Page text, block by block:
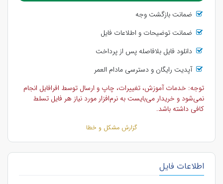
ضمانت بازگشت وجه
ضمانت توضیحات و اطلاعات فایل
دانلود فایل بلافاصله پس از پرداخت
آپدیت رایگان و دسترسی مادام العمر
توجه: خدمات آموزش، تغییرات، چاپ و ارسال توسط افرافایل انجام
نمی‌شود و خریدار می‌بایست به نرم‌افزار مورد نیاز هر فایل تسلط
کافی داشته باشد.
گزارش مشکل و خطا
اطلاعات فایل